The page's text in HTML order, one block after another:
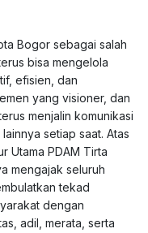
Bogor sebagai salah
bisa mengelola
efisien, dan
yang visioner, dan
menjalin komunikasi
setiap saat. Atas
Utama PDAM Tirta
mengajak seluruh
tekad
dengan
adil, merata, serta